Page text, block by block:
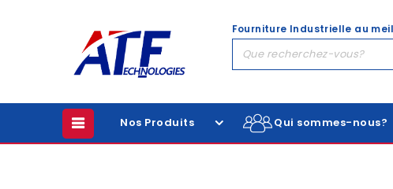
Fourniture Industrielle au
Qui sommes-nous?
Nos Produits